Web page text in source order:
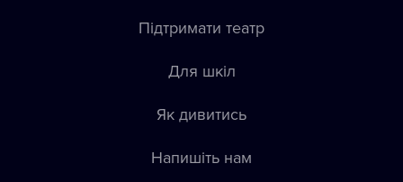
Підтримати театр
Для шкіл
Як дивитись
Напишіть нам